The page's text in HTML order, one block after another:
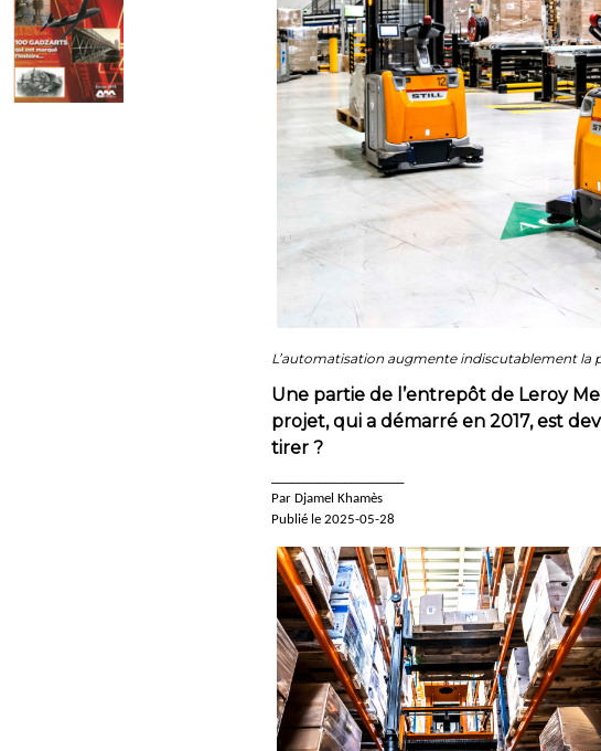
L’automatisation augmente indiscutablement la
Une partie de l’entrepôt de Leroy
projet, qui a démarré en 2017, est
tirer ?
Par Djamel Khamès
Publié le 2025-05-28